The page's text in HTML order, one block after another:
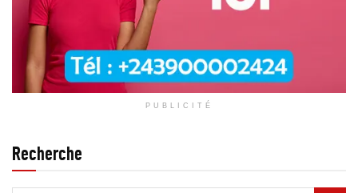
PUBLICITÉ
Recherche